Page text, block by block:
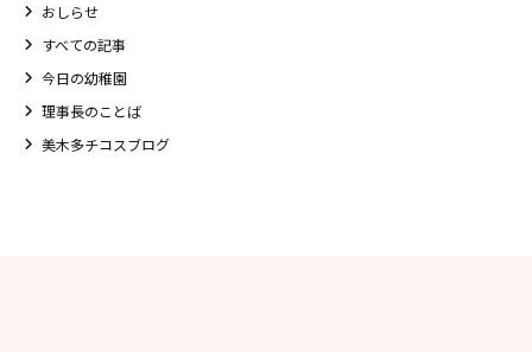
おしらせ
すべての記事
今日の幼稚園
理事長のことば
美木多チコスブログ
美⽊多チコスブログ
未就園児クラス
0歳親子登園［マカロンクラス ]